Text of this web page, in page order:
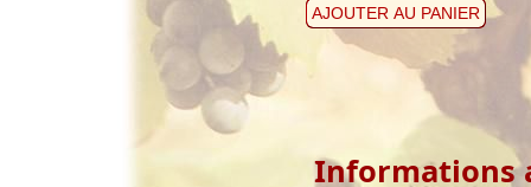
AJOUTER AU PANIER
Informations